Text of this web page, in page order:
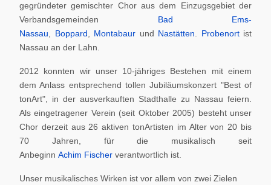
gegründeter gemischter Chor aus dem Einzugsgebiet der
Verbandsgemeinden Bad Ems-
Nassau
Boppard Montabaur und Nastätten Probenortist
Nassau an der Lahn.
2012 konnten wir unser 10-jähriges Bestehen mit einem
dem Anlass entsprechend tollen Jubiläumskonzert "Best of
tonArt", in der ausverkauften Stadthalle zu Nassau feiern.
Als eingetragener Verein (seit Oktober 2005) besteht unser
Chor derzeit aus 26 aktiven tonArtisten im Alter von 20 bis
70 Jahren, für die musikalisch seit
Anbeginn Achim Fischer verantwortlich ist.
Unser musikalisches Wirken ist vor allem von zwei Zielen